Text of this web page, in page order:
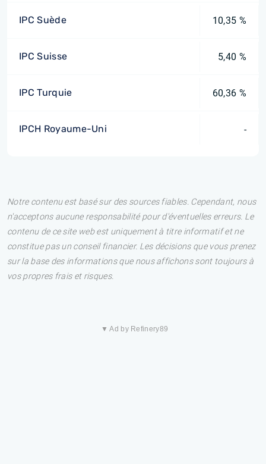
IPC Suède 10,35 %
IPC Suisse 5,40 %
IPC Turquie 60,36 %
IPCH Royaume-Uni -
Notre contenu est basé sur des sources fiables. Cependant, nous
n'acceptons aucune responsabilité pour d'éventuelles erreurs. Le
contenu de ce site web est uniquement à titre informatif et ne
constitue pas un conseil financier. Les décisions que vous prenez
sur la base des informations que nous affichons sont toujours à
vos propres frais et risques.
▼ Ad by Refinery89